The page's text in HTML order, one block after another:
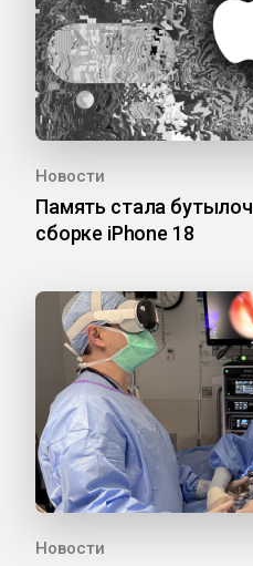
Новости
Память стала
сборке iPhone 18
Новости